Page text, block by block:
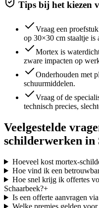
Tips bij het kiezen
Vraag een
op 30×30 cm staaltje is
Mortex is
zware impacten op
Onderhouden met
schuurmiddelen.
Vraag of de
technisch precies,
Veelgestelde
schilderwerken in
Hoeveel kost mortex-
Hoe vind ik een
Hoe snel krijg ik offertes
Schaarbeek?+
Is een offerte aanvragen
Welke premies gelden